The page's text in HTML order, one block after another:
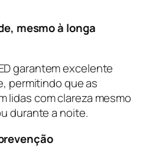
mesmo à longa
garantem excelente
permitindo que as
lidas com clareza mesmo
durante a noite.